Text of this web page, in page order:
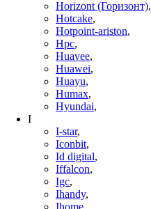
Horizont (Горизонт),
Hotcake,
Hotpoint-ariston,
Hpc,
Huavee,
Huawei,
Huayu,
Humax,
Hyundai,
I
I-star,
Iconbit,
Id digital,
Iffalcon,
Igc,
Ihandy,
Ihome,